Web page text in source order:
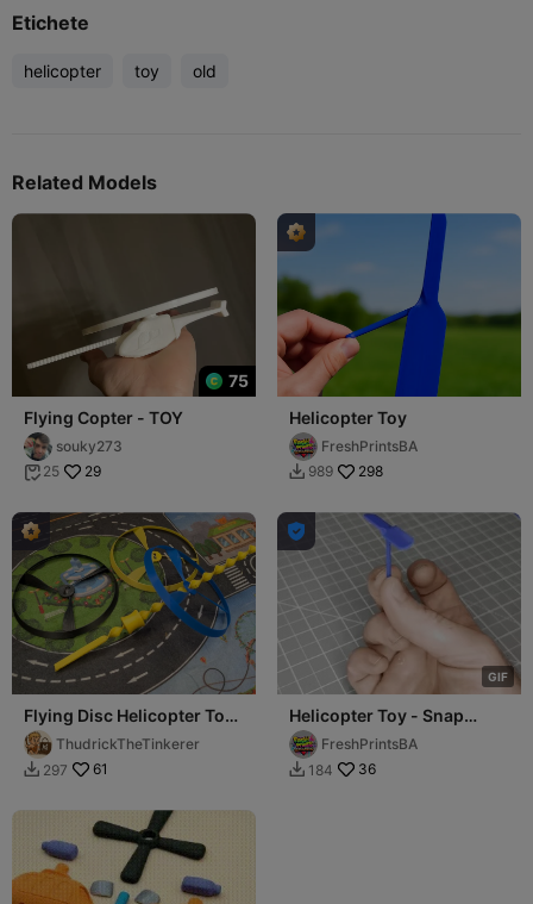
Etichete
helicopter toy old
Related Models
75
Flying Copter - TOY
souky273
 25 29
Helicopter Toy
FreshPrintsBA
 989 298
Flying Disc Helicopter Toy
- Tri-Wing
ThudrickTheTinkerer
 297 61
GIF

Helicopter Toy - Snap
Powered
FreshPrintsBA
 184 36